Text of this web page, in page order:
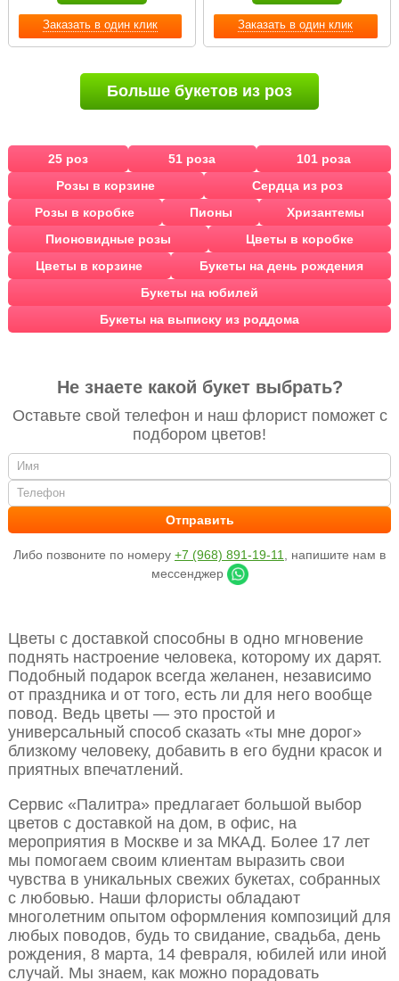
Заказать в один клик Заказать в один клик
Больше букетов из роз
25 роз 51 роза
101 роза
Розы в корзине
Сердца из роз
Розы в коробке
Пионы
Хризантемы
Пионовидные розы
Цветы в коробке
Цветы в корзине
Букеты на день рождения
Букеты на юбилей
Букеты на выписку из роддома
Не знаете какой букет выбрать?
Оставьте свой телефон и наш флорист поможет с
подбором цветов!
Либо позвоните по номеру +7 (968) 891-19-11
, напишите нам в
мессенджер
Цветы с доставкой способны в одно мгновение
поднять настроение человека, которому их дарят.
Подобный подарок всегда желанен, независимо
от праздника и от того, есть ли для него вообще
повод. Ведь цветы — это простой и
универсальный способ сказать «ты мне дорог»
близкому человеку, добавить в его будни красок и
приятных впечатлений.
Сервис «Палитра» предлагает большой выбор
цветов с доставкой на дом, в офис, на
мероприятия в Москве и за МКАД. Более 17 лет
мы помогаем своим клиентам выразить свои
чувства в уникальных свежих букетах, собранных
с любовью. Наши флористы обладают
многолетним опытом оформления композиций для
любых поводов, будь то свидание, свадьба, день
рождения, 8 марта, 14 февраля, юбилей или иной
случай. Мы знаем, как можно порадовать